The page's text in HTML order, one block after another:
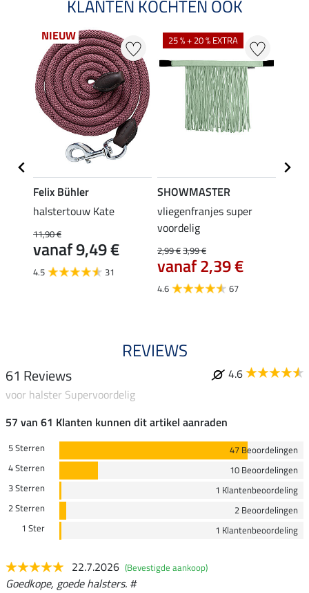
KLANTEN KOCHTEN OOK
NIEUW
Felix Bühler
halstertouw Kate
11,90 €
vanaf 9,49 €
4.5 31
25 % + 20 % EXTRA
SHOWMASTER
vliegenfranjes super
voordelig
2,99 €3,99 €
vanaf 2,39 €
4.6 67
REVIEWS
61 Reviews
4.6
voor halster Supervoordelig
57 van 61 Klanten kunnen dit artikel aanraden
5 Sterren
47 Beoordelingen
4 Sterren
10 Beoordelingen
3 Sterren
1 Klantenbeoordeling
2 Sterren
2 Beoordelingen
1 Ster
1 Klantenbeoordeling
22.7.2026 (Bevestigde aankoop)
Goedkope, goede halsters. #